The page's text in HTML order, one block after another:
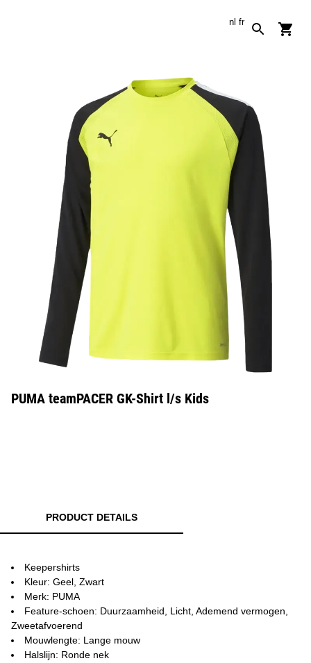
nl fr
PUMA teamPACER GK-Shirt l/s Kids
PRODUCT DETAILS
Keepershirts
Kleur: Geel, Zwart
Merk: PUMA
Feature-schoen: Duurzaamheid, Licht, Ademend vermogen,
Zweetafvoerend
Mouwlengte: Lange mouw
Halslijn: Ronde nek